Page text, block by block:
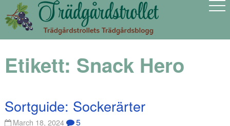
Etikett: Snack Hero
Sortguide: Sockerärter
March 18, 2024 5